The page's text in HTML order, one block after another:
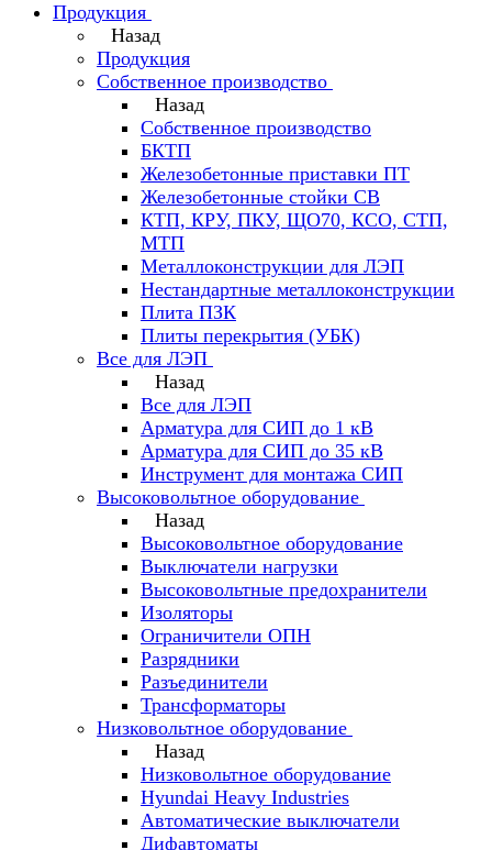
Продукция
Назад
Продукция
Собственное производство
Назад
Собственное производство
БКТП
Железобетонные приставки ПТ
Железобетонные стойки СВ
КТП, КРУ, ПКУ, ЩО70, КСО, СТП,
МТП
Металлоконструкции для ЛЭП
Нестандартные металлоконструкции
Плита ПЗК
Плиты перекрытия (УБК)
Все для ЛЭП
Назад
Все для ЛЭП
Арматура для СИП до 1 кВ
Арматура для СИП до 35 кВ
Инструмент для монтажа СИП
Высоковольтное оборудование
Назад
Высоковольтное оборудование
Выключатели нагрузки
Высоковольтные предохранители
Изоляторы
Ограничители ОПН
Разрядники
Разъединители
Трансформаторы
Низковольтное оборудование
Назад
Низковольтное оборудование
Hyundai Heavy Industries
Автоматические выключатели
Дифавтоматы